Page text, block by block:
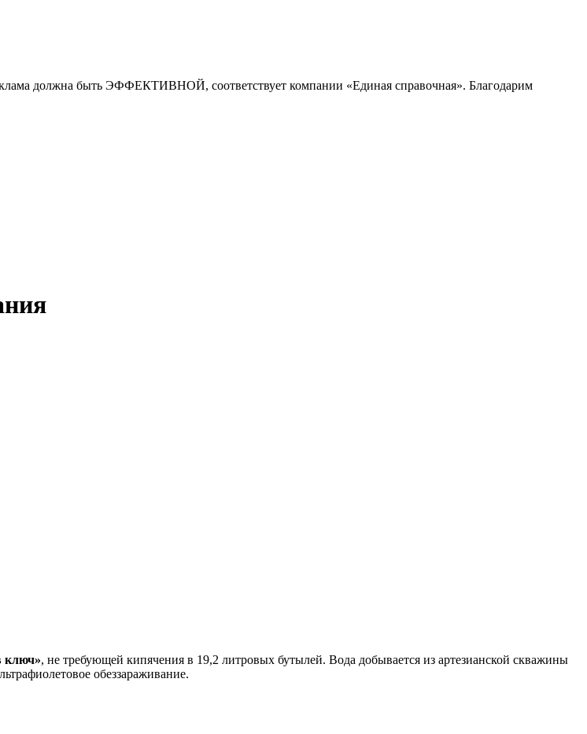
должна быть ЭФФЕКТИВНОЙ, соответствует компании «Единая справочная». Благодарим
ключ», не требующей кипячения в 19,2 литровых бутылей. Вода добывается из артезианской скважины
обеззараживание.